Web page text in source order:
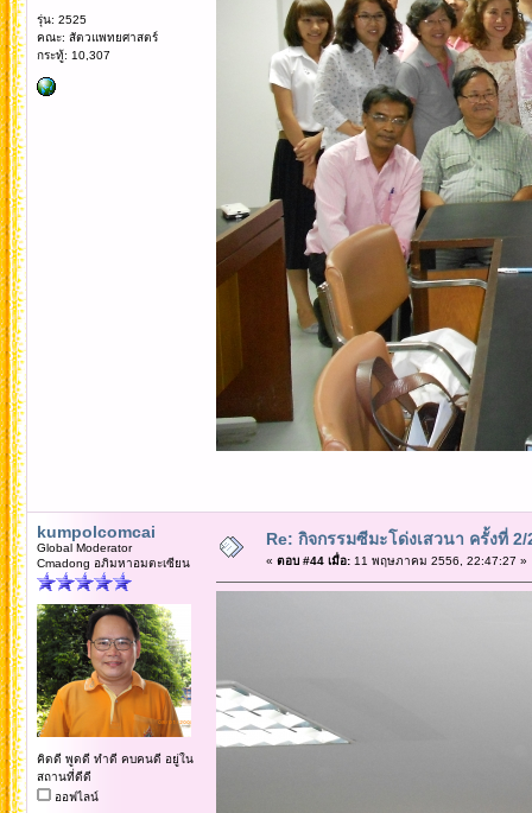
รุ่น: 2525
คณะ: สัตวแพทยศาสตร์
กระทู้: 10,307
kumpolcomcai
Global Moderator
Cmadong อภิมหาอมตะเซียน
คิดดี พูดดี ทำดี คบคนดี อยู่ใน
สถานที่ดีดี
ออฟไลน์
Re: กิจกรรมซีมะโด่งเสวนา ครั้งที่
« ตอบ #44 เมื่อ:11 พฤษภาคม 2556, 22:47:27 »